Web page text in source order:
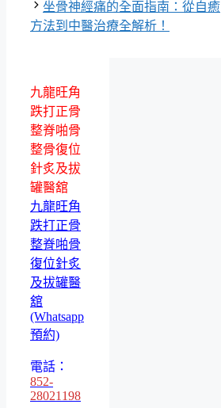
坐骨神經痛的全面指南：從自癒
方法到中醫治療全解析！
九龍旺角
跌打正骨
整脊啪骨
整骨復位
針炙及拔
罐醫舘
九龍旺角
跌打正骨
整脊啪骨
復位針炙
及拔罐醫
舘
(Whatsapp
預約)
電話：
852-
28021198